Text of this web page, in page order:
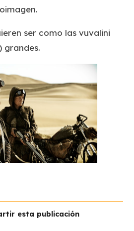
ser como las vuvalini
grandes.
esta publicación